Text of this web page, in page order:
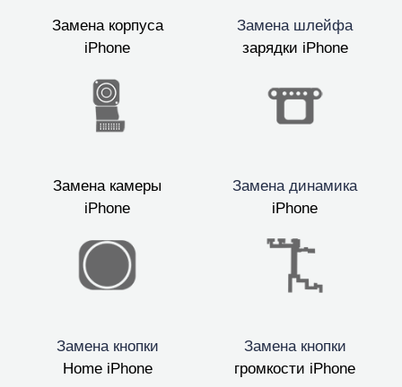
Замена корпуса
iPhone
Замена шлейфа
зарядки iPhone
Замена камеры
iPhone
Замена динамика
iPhone
Замена кнопки
Home iPhone
Замена кнопки
громкости iPhone